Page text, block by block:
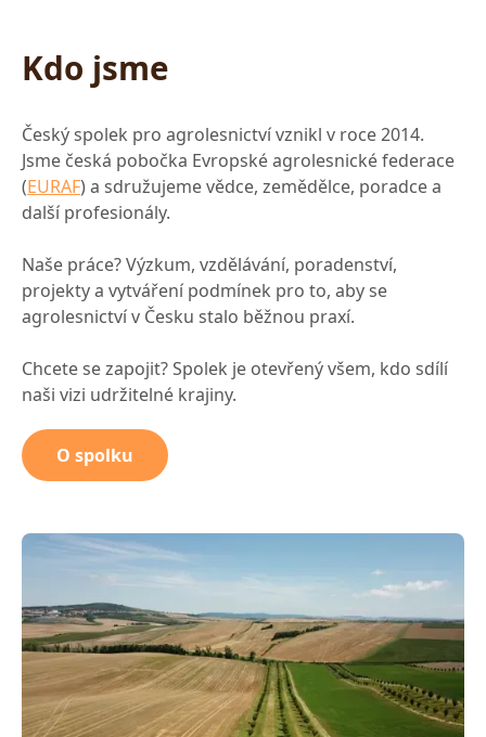
Kdo jsme
Český spolek pro agrolesnictví vznikl v roce 2014.
Jsme česká pobočka Evropské agrolesnické federace
(EURAF) a sdružujeme vědce, zemědělce, poradce a
další profesionály.
Naše práce? Výzkum, vzdělávání, poradenství,
projekty a vytváření podmínek pro to, aby se
agrolesnictví v Česku stalo běžnou praxí.
Chcete se zapojit? Spolek je otevřený všem, kdo sdílí
naši vizi udržitelné krajiny.
O spolku